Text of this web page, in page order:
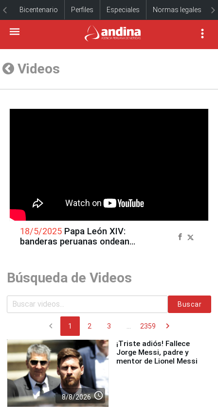
Bicentenario Perfiles Especiales Normas legales
Videos
18/5/2025 Papa León XIV:
banderas peruanas ondean
Búsqueda de Videos
Buscar
chevron_left 1 2 3 2359 chevron_right
8/8/2026 access_time
¡Triste adiós! Fallece
Jorge Messi, padre y
mentor de Lionel Messi